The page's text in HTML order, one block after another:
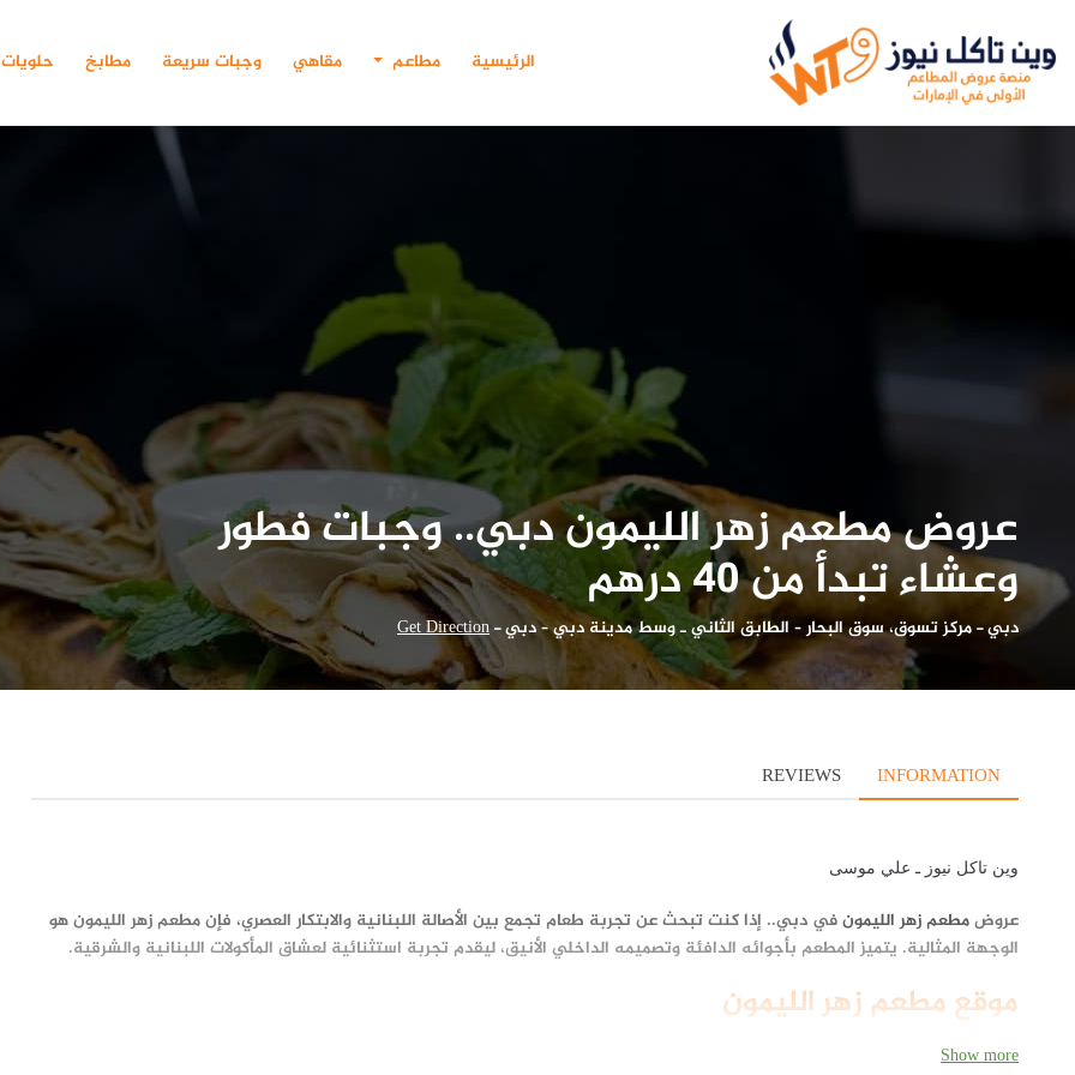
الرئيسية مطاعم مقاهي وجبات سريعة مطابخ حلويات
عروض مطعم زهر الليمون دبي.. وجبات فطور
وعشاء تبدأ من 40 درهم
دبي-مركز تسوق، سوق البحار – الطابق الثاني ـ وسط مدينة دبي – دبي-
Get Direction
INFORMATION
REVIEWS
وين تاكل نيوز ـ علي موسى
عروضمطعم زهر الليمونفي دبي.. إذا كنت تبحث عن تجربة طعام تجمع بين الأصالة اللبنانية والابتكار العصري، فإن مطعم زهر الليمون هو
الوجهة المثالية. يتميز المطعم بأجوائه الدافئة وتصميمه الداخلي الأنيق، ليقدم تجربة استثنائية لعشاق المأكولات اللبنانية والشرقية.
موقع مطعم زهر الليمون
يقع مطعم زهر الليمون في سوق البحار – الطابق الثاني، وسط مدينة دبي، الإمارات العربية المتحدة. يتمتع بموقع استراتيجي يتيح للزوار
Show more